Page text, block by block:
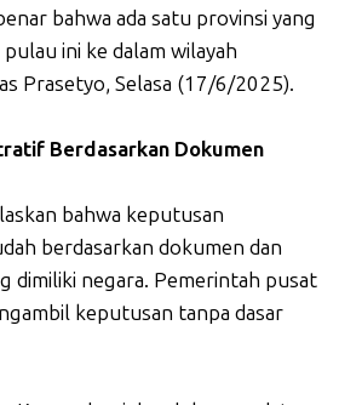
bahwa ada satu provinsi yang
ini ke dalam wilayah
Prasetyo, Selasa (17/6/2025).
Berdasarkan Dokumen
bahwa keputusan
berdasarkan dokumen dan
dimiliki negara. Pemerintah pusat
keputusan tanpa dasar